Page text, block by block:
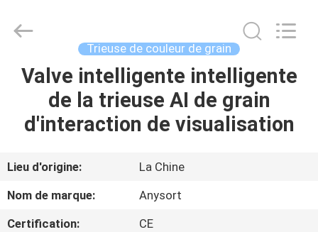
MAISON
PRODUITS
AU
SUJET
DE
Optoelectronic
Technology
Reserved.
Trieuse de couleur de grain
Valve intelligente intelligente
de la trieuse AI de grain
d'interaction de visualisation
Lieu d'origine:
La Chine
Nom de marque:
Anysort
Certification:
CE